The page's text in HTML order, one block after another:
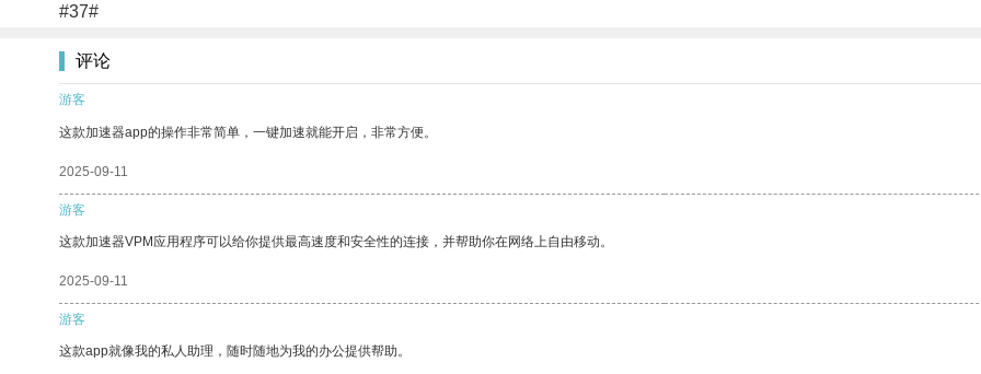
#37#
评论
游客
这款加速器app的操作非常简单，一键加速就能开启，非常方便。
2025-09-11
游客
这款加速器VPM应用程序可以给你提供最高速度和安全性的连接，并帮助你在网络上自由移动。
2025-09-11
游客
这款app就像我的私人助理，随时随地为我的办公提供帮助。